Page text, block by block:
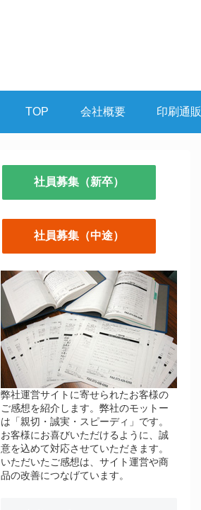
TOP 会社概要 印刷通販
社員募集（新卒）
社員募集（中途）
弊社運営サイトに寄せられたお客様の
ご感想を紹介します。弊社のモットー
は「親切・誠実・スピーディ」です。
お客様にお喜びいただけるように、誠
意を込めて対応させていただきます。
いただいたご感想は、サイト運営や商
品の改善につなげています。